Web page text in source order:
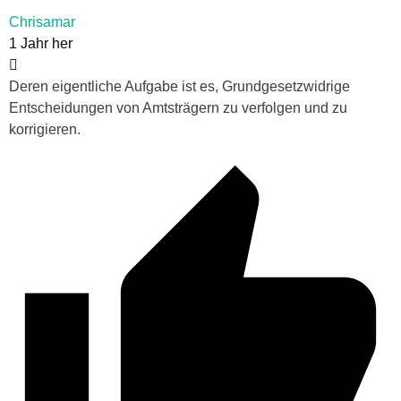
Chrisamar
1 Jahr her
Deren eigentliche Aufgabe ist es, Grundgesetzwidrige
Entscheidungen von Amtsträgern zu verfolgen und zu
korrigieren.